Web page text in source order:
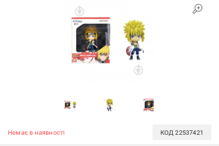
Немає в наявності КОД22537421